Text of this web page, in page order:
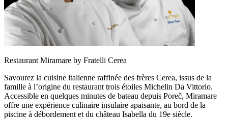
Restaurant Miramare by Fratelli Cerea
Savourez la cuisine italienne raffinée des frères Cerea, issus de la
famille à l’origine du restaurant trois étoiles Michelin Da Vittorio.
Accessible en quelques minutes de bateau depuis Poreč, Miramare
offre une expérience culinaire insulaire apaisante, au bord de la
piscine à débordement et du château Isabella du 19e siècle.